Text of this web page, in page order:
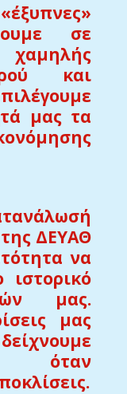
σε
και
μας τα
της ΔΕΥΑΘ
να
ιστορικό
μας.
μας
όταν